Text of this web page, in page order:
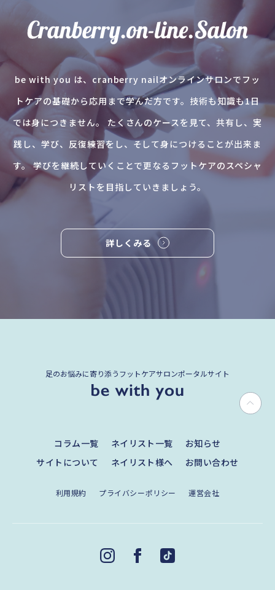
be with you は、cranberry nailオンラインサロンでフッ
トケアの基礎から応用まで学んだ方です。技術も知識も1日
では身につきません。 たくさんのケースを見て、共有し、実
践し、学び、反復練習をし、そして身につけることが出来ま
す。 学びを継続していくことで更なるフットケアのスペシャ
リストを目指していきましょう。
詳しくみる
足のお悩みに寄り添うフットケアサロンポータルサイト
コラム一覧 ネイリスト一覧
お知らせ
サイトについて
ネイリスト様へ お問い合わせ
利用規約 プライバシーポリシー 運営会社